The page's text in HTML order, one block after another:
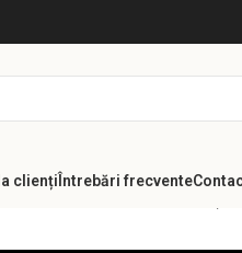
clienți Întrebări frecvente